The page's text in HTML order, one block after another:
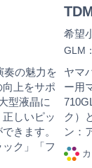
奏の魅力を
上をサポ
型液晶に
しいピッ
きます。
ク」「フ
希望
GLM
ヤマ
ー用
ク）
ン：